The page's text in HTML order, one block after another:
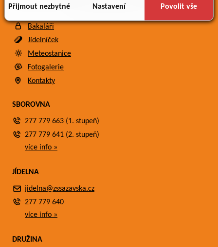
důsledku toho, že používáte jejich služby.
Přijmout nezbytné Nastavení Povolit vše
ODKAZY
Bakaláři
Jídelníček
Meteostanice
Fotogalerie
Kontakty
SBOROVNA
277 779 663 (1. stupeň)
277 779 641 (2. stupeň)
více info »
JÍDELNA
jidelna@zssazavska.cz
277 779 640
více info »
DRUŽINA